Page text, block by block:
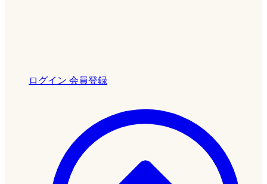
ログイン 会員登録